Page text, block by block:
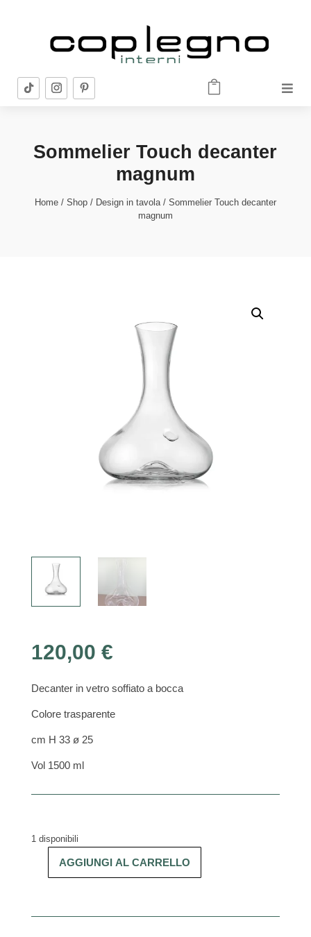
 
Sommelier Touch decanter
magnum
Home/ Shop/ Design in tavola/ Sommelier Touch decanter
magnum
120,00 €
Decanter in vetro soffiato a bocca
Colore trasparente
cm H 33 ø 25
Vol 1500 ml
1 disponibili
Sommelier
magnum
AGGIUNGI AL CARRELLO